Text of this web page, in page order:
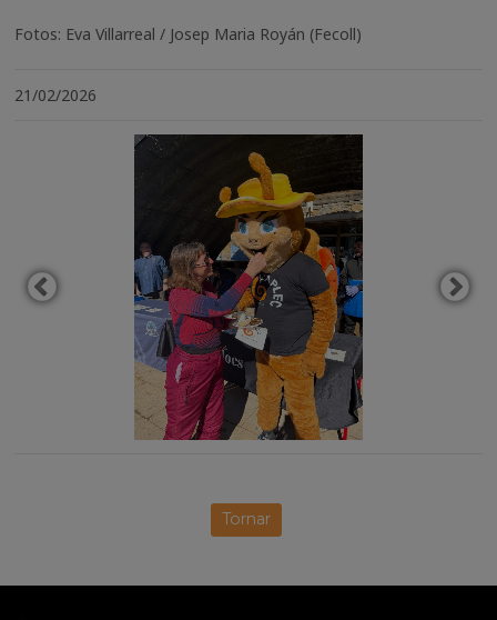
Fotos: Eva Villarreal / Josep Maria Royán (Fecoll)
21/02/2026
Tornar